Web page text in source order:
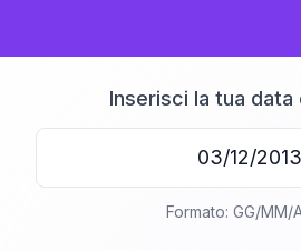
Inserisci la tua data
Formato: GG/MM/